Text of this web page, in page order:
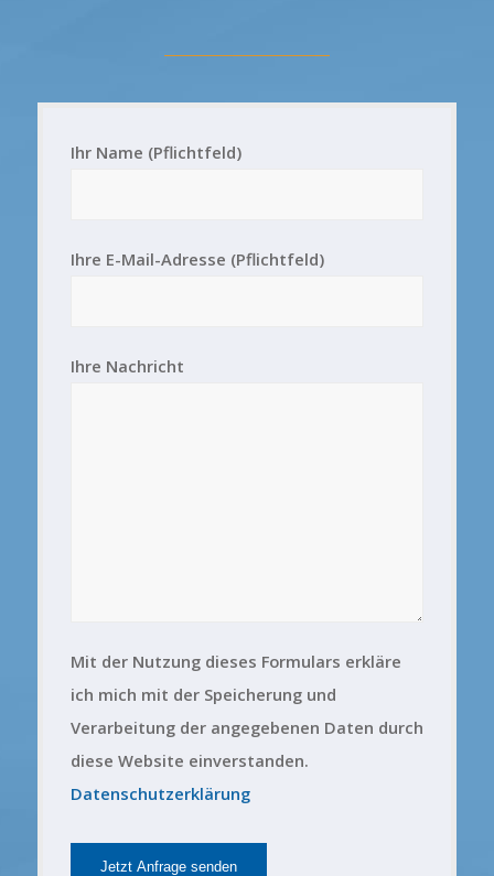
Ihr Name (Pflichtfeld)
Ihre E-Mail-Adresse (Pflichtfeld)
Ihre Nachricht
Mit der Nutzung dieses Formulars erkläre
ich mich mit der Speicherung und
Verarbeitung der angegebenen Daten durch
diese Website einverstanden.
Datenschutzerklärung